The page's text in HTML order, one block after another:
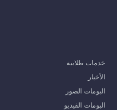
خدمات طلابية
الأخبار
البومات الصور
البومات الفيديو